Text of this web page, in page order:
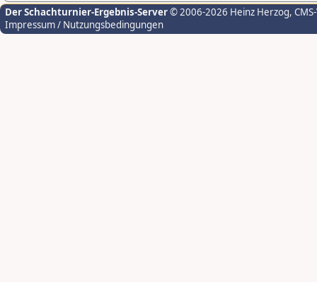
Der Schachturnier-Ergebnis-Server© 2006-2026 Heinz Herzog,
Impressum / Nutzungsbedingungen